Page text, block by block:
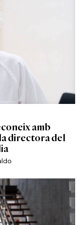
amb
directora del